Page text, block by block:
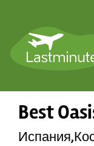
Best